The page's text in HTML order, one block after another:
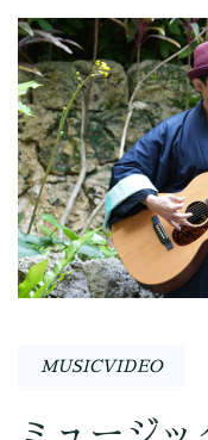
MUSICVIDEO